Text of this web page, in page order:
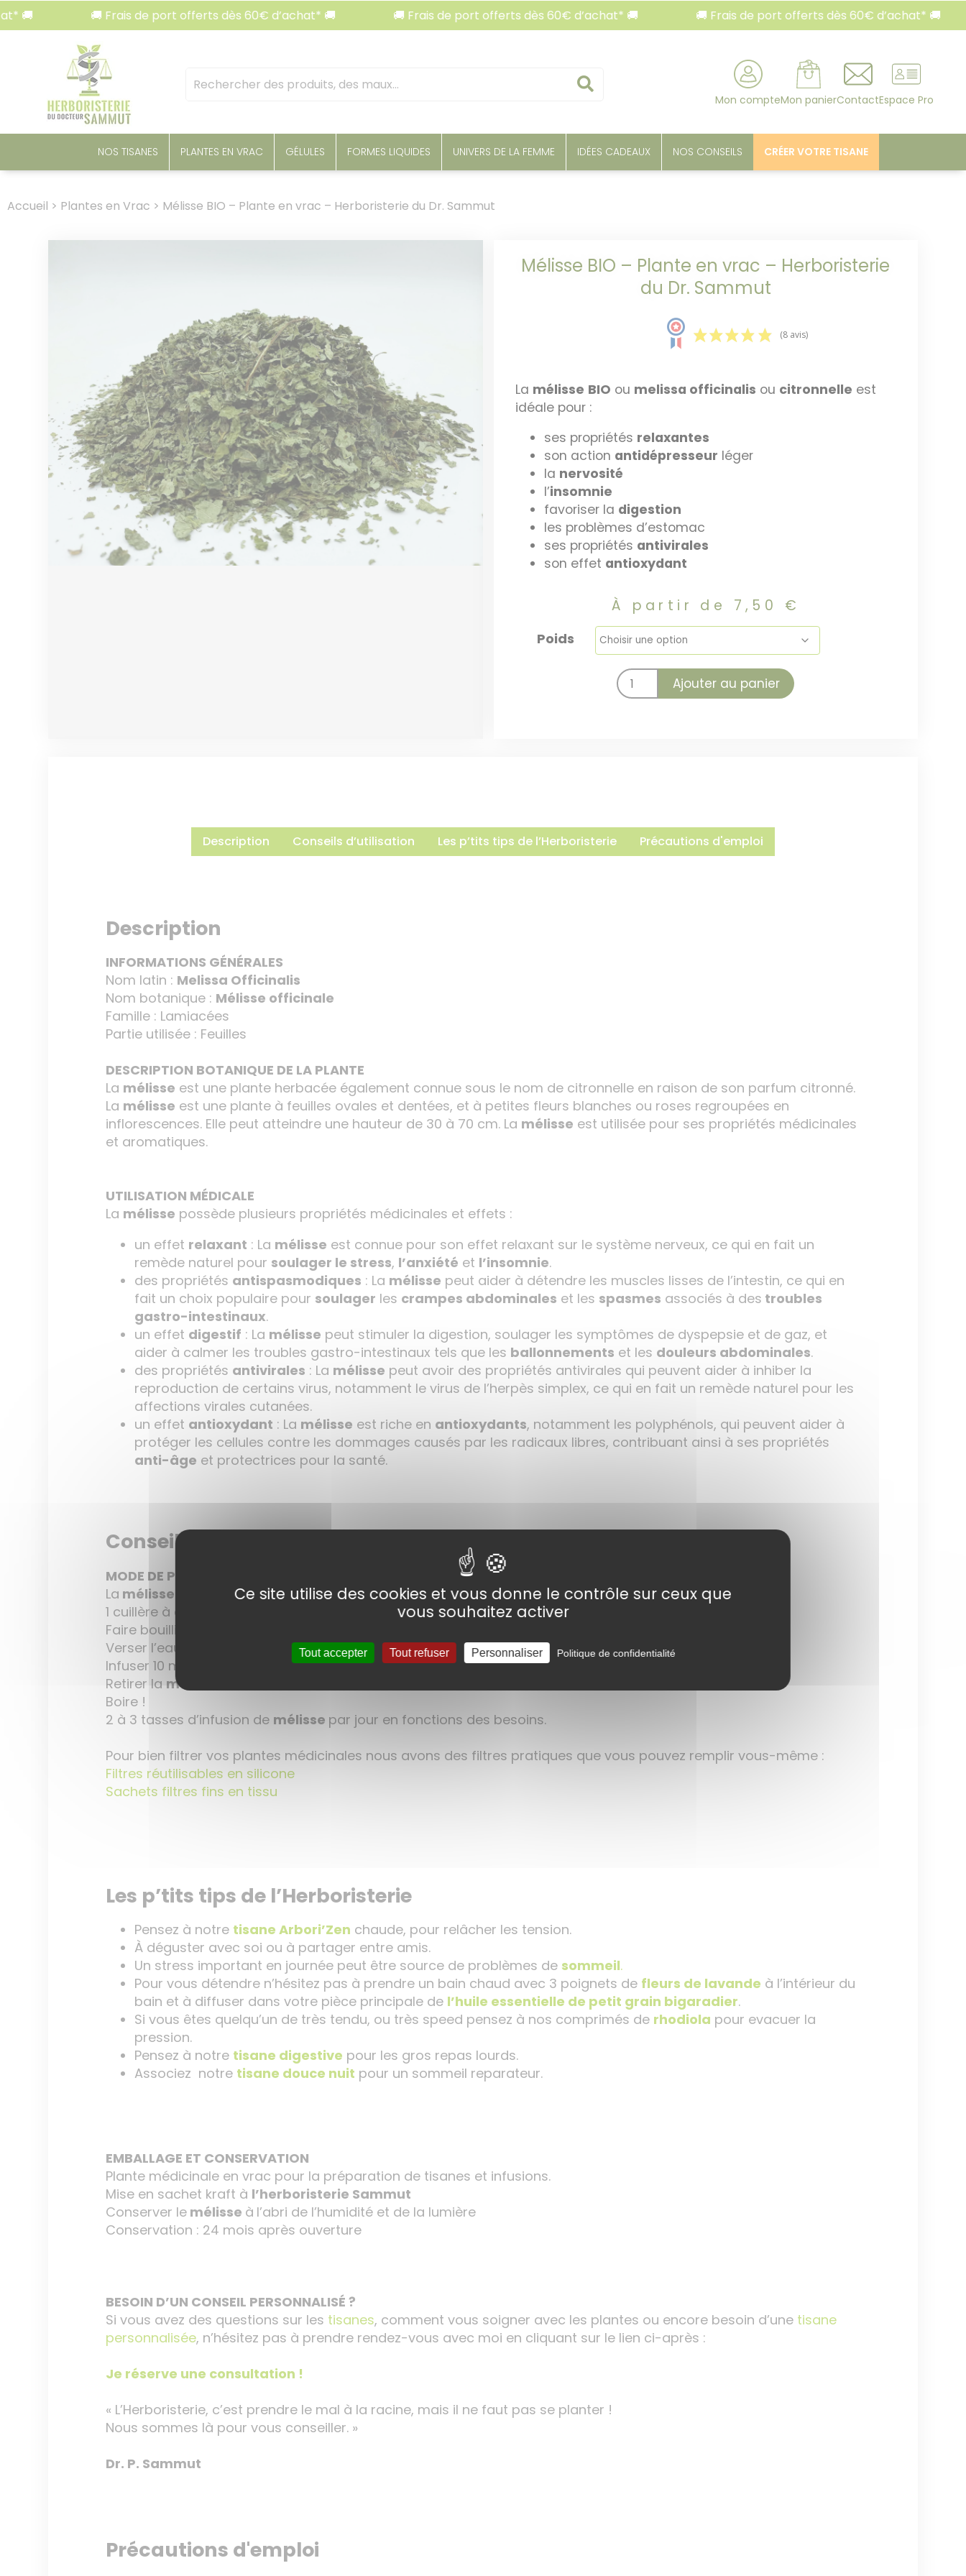
🚚 Frais de port offerts dès 60€ d’achat* 🚚 🚚 Frais de port offerts dès 60€ d’achat* 🚚 🚚 Frais de port offerts dès 60€ d’achat* 🚚
Mots
clés
Mon compteMon panierContactEspace Pro
NOS TISANES PLANTES EN VRAC GÉLULES FORMES LIQUIDES UNIVERS DE LA FEMME IDÉES CADEAUX NOS CONSEILS CRÉER VOTRE TISANE
Accueil > Plantes en Vrac > Mélisse BIO – Plante en vrac – Herboristerie du Dr. Sammut
Mélisse BIO – Plante en vrac – Herboristerie
du Dr. Sammut
(8 avis)
La mélisse BIO ou melissa officinalis ou citronnelle est
idéale pour :
ses propriétés relaxantes
son action antidépresseur léger
la nervosité
l’insomnie
favoriser la digestion
les problèmes d’estomac
ses propriétés antivirales
son effet antioxydant
À partir de 7,50 €
Poids
Ajouter au panier
Description Conseils d’utilisation Les p’tits tips de l’Herboristerie Précautions d'emploi
Description
INFORMATIONS GÉNÉRALES
Nom latin : Melissa Officinalis
Nom botanique : Mélisse officinale
Famille : Lamiacées
Partie utilisée : Feuilles
DESCRIPTION BOTANIQUE DE LA PLANTE
La mélisse est une plante herbacée également connue sous le nom de citronnelle en raison de son parfum citronné.
La mélisse est une plante à feuilles ovales et dentées, et à petites fleurs blanches ou roses regroupées en
inflorescences. Elle peut atteindre une hauteur de 30 à 70 cm. La mélisse est utilisée pour ses propriétés médicinales
et aromatiques.
UTILISATION MÉDICALE
La mélisse possède plusieurs propriétés médicinales et effets :
un effet relaxant : La mélisse est connue pour son effet relaxant sur le système nerveux, ce qui en fait un
remède naturel pour soulager le stress, l’anxiété et l’insomnie.
des propriétés antispasmodiques : La mélisse peut aider à détendre les muscles lisses de l’intestin, ce qui en
fait un choix populaire pour soulager les crampes abdominales et les spasmes associés à des troubles
gastro-intestinaux.
un effet digestif : La mélisse peut stimuler la digestion, soulager les symptômes de dyspepsie et de gaz, et
aider à calmer les troubles gastro-intestinaux tels que les ballonnements et les douleurs abdominales.
des propriétés antivirales : La mélisse peut avoir des propriétés antivirales qui peuvent aider à inhiber la
reproduction de certains virus, notamment le virus de l’herpès simplex, ce qui en fait un remède naturel pour les
affections virales cutanées.
un effet antioxydant : La mélisse est riche en antioxydants, notamment les polyphénols, qui peuvent aider à
protéger les cellules contre les dommages causés par les radicaux libres, contribuant ainsi à ses propriétés
anti-âge et protectrices pour la santé.
Conseils d’utilisation
MODE DE PRÉPARATION
La mélisse se prépare en infusion
1 cuillère à café de
Faire bouillir l’eau
Verser l’eau bouillante sur la mélisse
Infuser 10 min
Retirer la mélisse
Boire !
2 à 3 tasses d’infusion de mélisse par jour en fonctions des besoins.
Pour bien filtrer vos plantes médicinales nous avons des filtres pratiques que vous pouvez remplir vous-même :
Filtres réutilisables en silicone
Sachets filtres fins en tissu
Les p’tits tips de l’Herboristerie
Pensez à notre tisane Arbori’Zen chaude, pour relâcher les tension.
À déguster avec soi ou à partager entre amis.
Un stress important en journée peut être source de problèmes de sommeil.
Pour vous détendre n’hésitez pas à prendre un bain chaud avec 3 poignets de fleurs de lavande à l’intérieur du
bain et à diffuser dans votre pièce principale de l’huile essentielle de petit grain bigaradier.
Si vous êtes quelqu’un de très tendu, ou très speed pensez à nos comprimés de rhodiola pour evacuer la
pression.
Pensez à notre tisane digestive pour les gros repas lourds.
Associez notre tisane douce nuit pour un sommeil reparateur.
EMBALLAGE ET CONSERVATION
Plante médicinale en vrac pour la préparation de tisanes et infusions.
Mise en sachet kraft à l’herboristerie Sammut
Conserver le mélisse à l’abri de l’humidité et de la lumière
Conservation : 24 mois après ouverture
BESOIN D’UN CONSEIL PERSONNALISÉ ?
Si vous avez des questions sur les tisanes, comment vous soigner avec les plantes ou encore besoin d’une tisane
personnalisée, n’hésitez pas à prendre rendez-vous avec moi en cliquant sur le lien ci-après :
Je réserve une consultation !
« L’Herboristerie, c’est prendre le mal à la racine, mais il ne faut pas se planter !
Nous sommes là pour vous conseiller. »
Dr. P. Sammut
Précautions d'emploi
Panneau de gestion des cookies
Ce site utilise des cookies et vous donne le contrôle sur ceux que
vous souhaitez activer
Tout accepter Tout refuser Personnaliser Politique de confidentialité